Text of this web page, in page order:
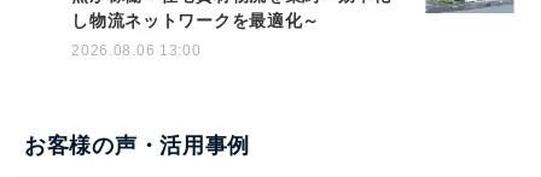
し物流ネットワークを最適化～
2026.08.06 13:00
お客様の声・活用事例